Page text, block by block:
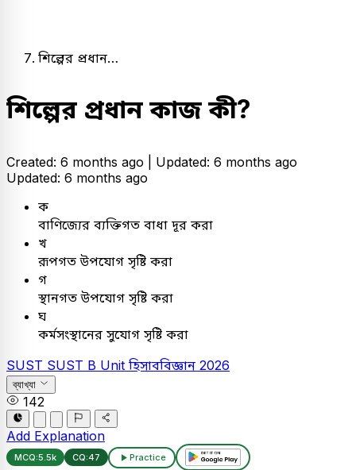
শিল্পের প্রধান…
শিল্পের প্রধান কাজ কী?
Created: 6 months ago | Updated: 6 months ago
Updated: 6 months ago
ক
বাণিজ্যের ব্যক্তিগত বাধা দূর করা
খ
রূপগত উপযোগ সৃষ্টি করা
গ
স্থানগত উপযোগ সৃষ্টি করা
ঘ
কর্মসংস্থানের সুযোগ সৃষ্টি করা
SUST SUST B Unit হিসাববিজ্ঞান 2026
ব্যাখ্যা
142
Add Explanation
MCQ:5.5k CQ:47 Practice